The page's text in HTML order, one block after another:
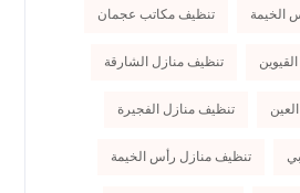
الخيمة تنظيف مكاتب عجمان
تنظيف منازل الشارقة
تنظيف منازل الفجيرة
تنظيف منازل رأس الخيمة